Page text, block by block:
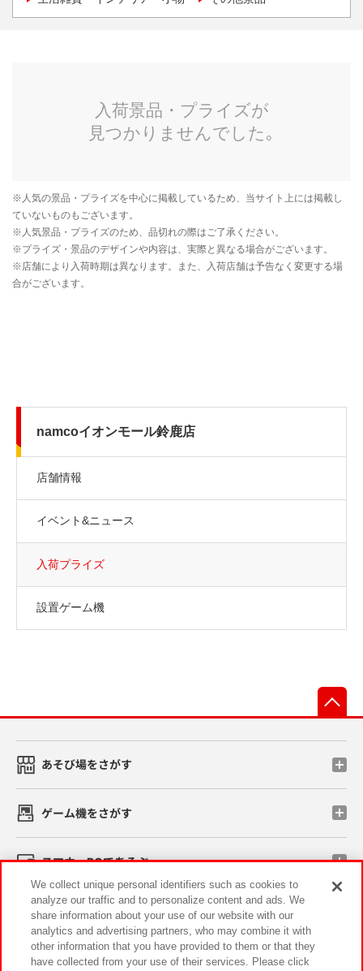
namcoイオンモール鈴鹿店
店舗情報
イベント&ニュース
入荷プライズ
設置ゲーム機
あそび場をさがす
ゲーム機をさがす
スマホ・PCであそぶ
イベント・キャンペーン
We collect unique personal identifiers such as cookies to
analyze our traffic and to personalize content and ads. We
share information about your use of our website with our
analytics and advertising partners, who may combine it with
other information that you have provided to them or that they
have collected from your use of their services. Please click